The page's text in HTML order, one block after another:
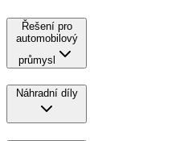
Řešení pro
automobilový
průmysl
Náhradní díly